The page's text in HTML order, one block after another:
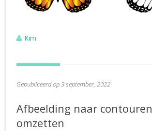
Kim
Gepubliceerd op 3 september, 2022
Afbeelding naar contouren
omzetten